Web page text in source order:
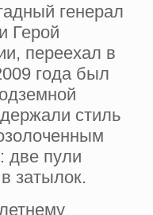
генерал
Герой
переехал в
года был
стиль
две пули
затылок.